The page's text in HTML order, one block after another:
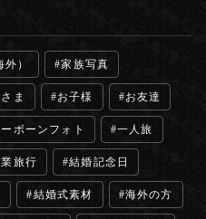
） 家族写真
ま お子様 お友達
ボーンフォト 一人旅
旅行 結婚記念日
結婚式素材 海外の方